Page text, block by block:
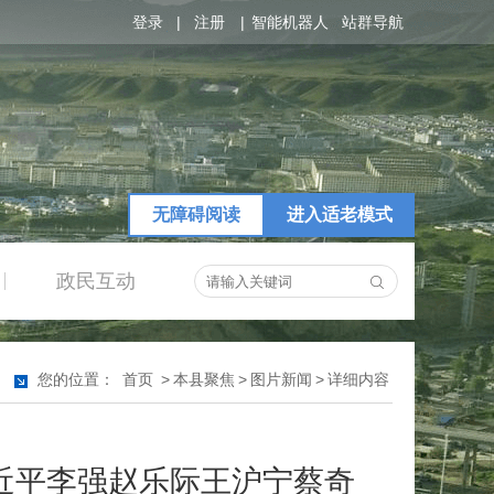
站群导航
登录 | 注册 | 智能机器人
进入适老模式
无障碍阅读
政民互动
您的位置： 首页 >本县聚焦 > 图片新闻 >详细内容
李强赵乐际王沪宁蔡奇